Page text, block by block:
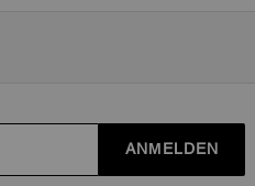
ANMELDEN